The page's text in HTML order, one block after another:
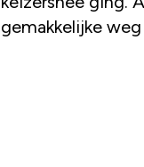
gemakkelijke